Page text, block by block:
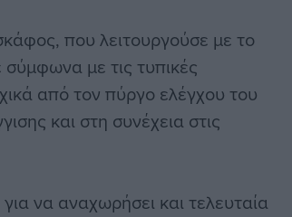
που λειτουργούσε με το
με τις τυπικές
από τον πύργο ελέγχου του
και στη συνέχεια στις
να αναχωρήσει και τελευταία